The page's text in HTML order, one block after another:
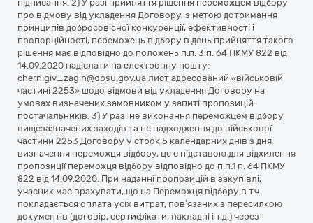
підписання. 2) У разі прийняття рішення переможцем відбору
про відмову від укладення Договору, з метою дотримання
принципів добросовісної конкуренції, ефективності і
пропорційності, переможець відбору в день прийняття такого
рішення має відповідно до положень п.п. 3 п. 64 ПКМУ 822 від
14.09.2020 надіслати на електронну пошту:
chernigiv_zagin@dpsu.gov.ua лист адресований «військовій
частині 2253» шодо відмови від укладення Договору на
умовах визначених замовником у запиті пропозицій
постачальників. 3) У разі не виконання переможцем відбору
вищезазначених заходів та не надходження до військової
частини 2253 Договору у строк 5 календарних днів з дня
визначення переможця відбору, це є підставою для відхилення
пропозиції переможця відбору відповідно до п.п.1 п. 64 ПКМУ
822 від 14.09.2020. При наданні пропозицій в закупівлі,
учасник має врахувати, що на Переможця відбору в т.ч.
покладається оплата усіх витрат, пов’язаних з пересилкою
документів (договір, сертифікати, накладні і т.д.) через